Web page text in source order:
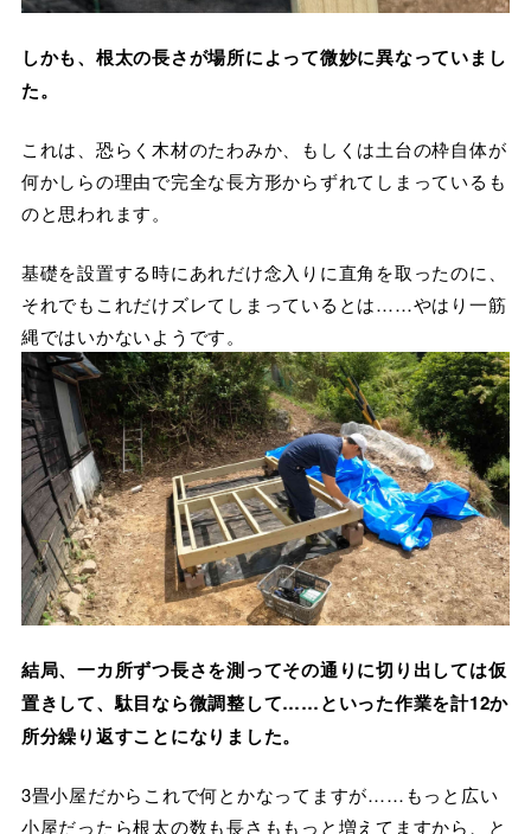
しかも、根太の長さが場所によって微妙に異なっていまし
た。
これは、恐らく木材のたわみか、もしくは土台の枠自体が
何かしらの理由で完全な長方形からずれてしまっているも
のと思われます。
基礎を設置する時にあれだけ念入りに直角を取ったのに、
それでもこれだけズレてしまっているとは……やはり一筋
縄ではいかないようです。
結局、一カ所ずつ長さを測ってその通りに切り出しては仮
置きして、駄目なら微調整して……といった作業を計12か
所分繰り返すことになりました。
3畳小屋だからこれで何とかなってますが……もっと広い
小屋だったら根太の数も長さももっと増えてますから、と